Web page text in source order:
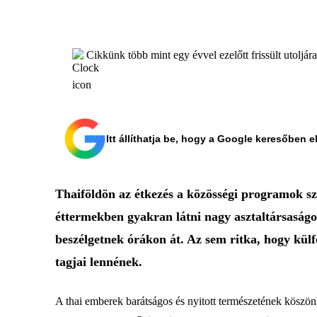
Cikkünk több mint egy évvel ezelőtt frissült
Itt állíthatja be, hogy a Google keresőben
Thaiföldön az étkezés a közösségi programok
éttermekben gyakran látni nagy
beszélgetnek órákon át. Az sem ritka, hogy
tagjai lennének.
A thai emberek barátságos és nyitott természetének